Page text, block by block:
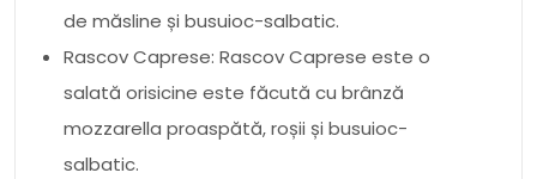
de măsline și busuioc-salbatic.
Rascov Caprese: Rascov Caprese este o
salată orisicine este făcută cu brânză
mozzarella proaspătă, roșii și busuioc-
salbatic.